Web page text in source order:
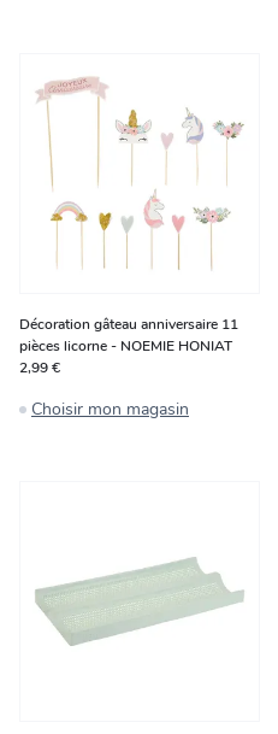
Décoration gâteau anniversaire 11
pièces licorne - NOEMIE HONIAT
2,99 €
Choisir mon magasin